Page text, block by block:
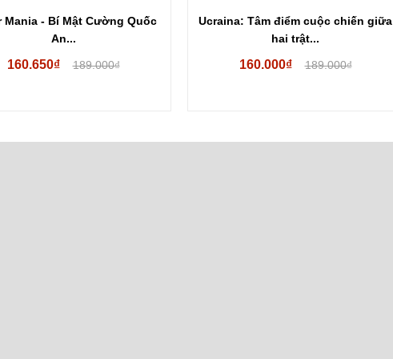
Mania - Bí Mật Cường Quốc
An...
160.650₫ 189.000₫
Ucraina: Tâm điểm cuộc chiến giữa
hai trật...
160.000₫ 189.000₫